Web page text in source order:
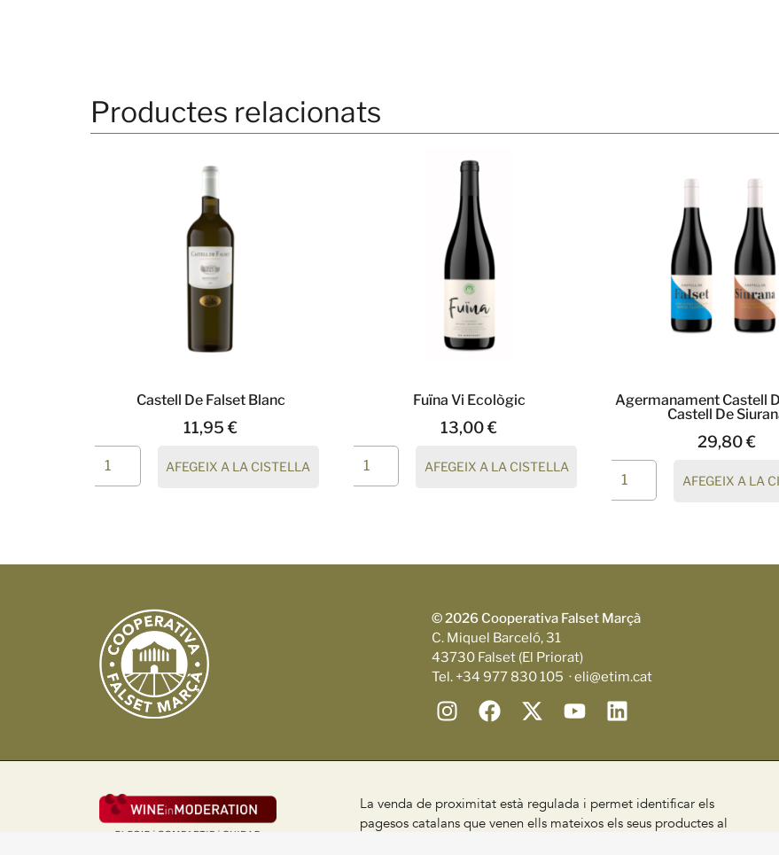
Productes relacionats
Castell De Falset Blanc
11,95€
AFEGEIX A LA CISTELLA
Fuïna Vi Ecològic
13,00€
AFEGEIX A LA CISTELLA
Agermanament Castell
Castell De
29,80€
AFEGEIX A LA
© 2026 Cooperativa Falset Marçà
C. Miquel Barceló, 31
43730 Falset (El Priorat)
Tel. +34 977 830 105 · eli@etim.cat
La venda de proximitat està regulada i permet identificar els
pagesos catalans que venen ells mateixos els seus productes al